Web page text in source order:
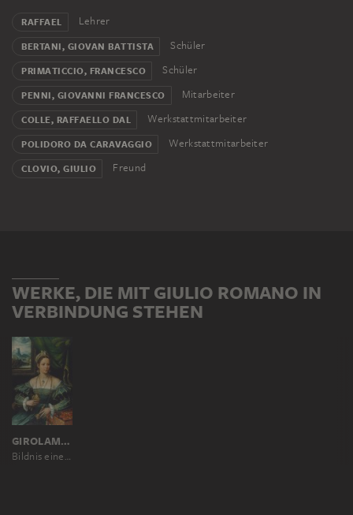
RAFFAEL Lehrer
BERTANI, GIOVAN BATTISTA Schüler
PRIMATICCIO, FRANCESCO Schüler
PENNI, GIOVANNI FRANCESCO Mitarbeiter
COLLE, RAFFAELLO DAL Werkstattmitarbeiter
POLIDORO DA CARAVAGGIO Werkstattmitarbeiter
CLOVIO, GIULIO Freund
WERKE, DIE MIT GIULIO ROMANO IN
VERBINDUNG STEHEN
GIROLAMO DA CARPI ?
Bildnis einer Dame